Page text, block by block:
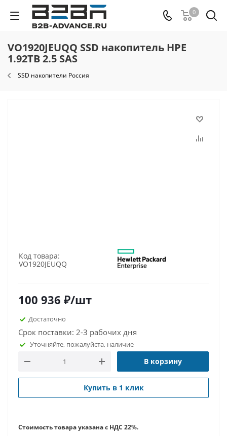
0
VO1920JEUQQ SSD накопитель HPE
1.92TB 2.5 SAS
SSD накопители Россия
Код товара:
VO1920JEUQQ
100 936 ₽/шт
Достаточно
Срок поставки: 2-3 рабочих дня
Уточняйте, пожалуйста, наличие
В корзину
Купить в 1 клик
Стоимость товара указана с НДС 22%.